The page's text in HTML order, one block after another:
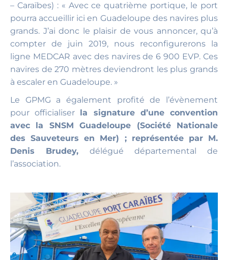
– Caraïbes) : « Avec ce quatrième portique, le port
pourra accueillir ici en Guadeloupe des navires plus
grands. J’ai donc le plaisir de vous annoncer, qu’à
compter de juin 2019, nous reconfigurerons la
ligne MEDCAR avec des navires de 6 900 EVP. Ces
navires de 270 mètres deviendront les plus grands
à escaler en Guadeloupe. »
Le GPMG a également profité de l’évènement
pour officialiser la signature d’une convention
avec la SNSM Guadeloupe (Société Nationale
des Sauveteurs en Mer) ; représentée par M.
Denis Brudey, délégué départemental de
l’association.